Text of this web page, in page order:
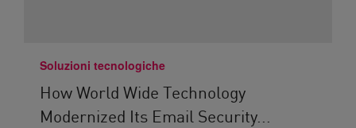
Soluzioni tecnologiche
How World Wide Technology
Modernized Its Email Security...